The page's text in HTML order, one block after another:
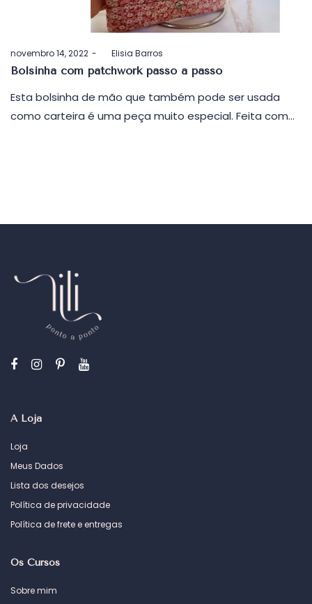
Postado
em
novembro 14, 2022 byElisia Barros
Bolsinha com patchwork passo a passo
Esta bolsinha de mão que também pode ser usada
como carteira é uma peça muito especial. Feita com…
A Loja
Loja
Meus Dados
Lista dos desejos
Política de privacidade
Política de frete e entregas
Os Cursos
Sobre mim